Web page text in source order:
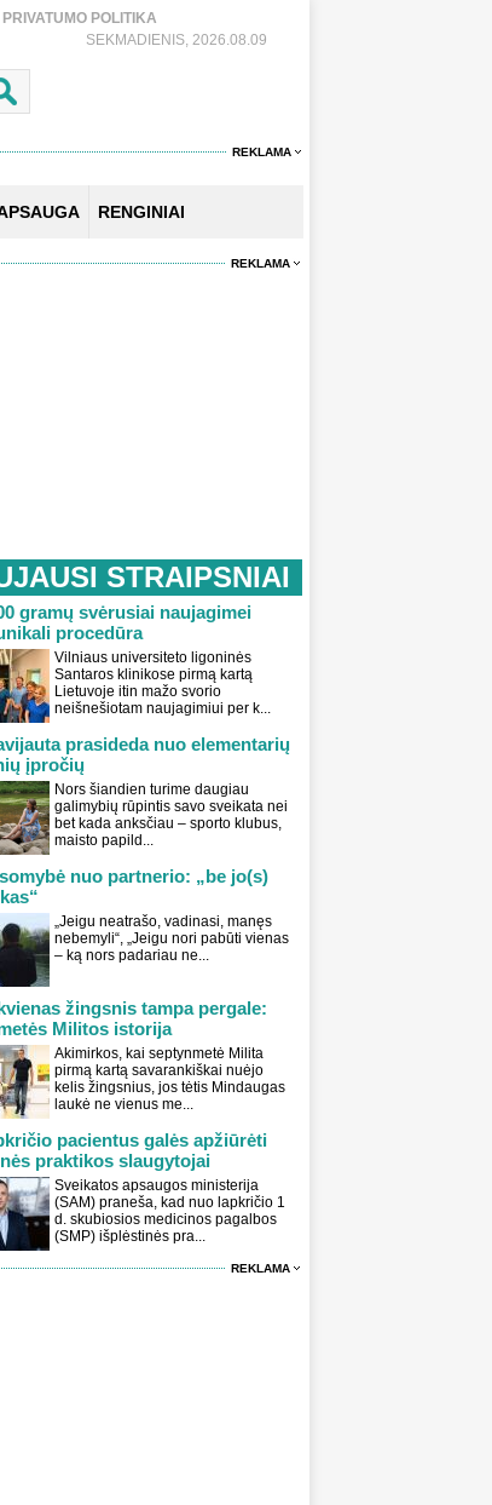
PRIVATUMO POLITIKA
SEKMADIENIS, 2026.08.09
REKLAMA
RENGINIAI
REKLAMA
STRAIPSNIAI
gramų svėrusiai naujagimei
procedūra
Vilniaus universiteto ligoninės
Santaros klinikose pirmą kartą
Lietuvoje itin mažo svorio
neišnešiotam naujagimiui per k...
prasideda nuo elementarių
įpročių
Nors šiandien turime daugiau
galimybių rūpintis savo sveikata nei
bet kada anksčiau – sporto klubus,
maisto papild...
nuo partnerio: „be jo(s)
„Jeigu neatrašo, vadinasi, manęs
nebemyli“, „Jeigu nori pabūti vienas
– ką nors padariau ne...
žingsnis tampa pergale:
Militos istorija
Akimirkos, kai septynmetė Milita
pirmą kartą savarankiškai nuėjo
kelis žingsnius, jos tėtis Mindaugas
laukė ne vienus me...
pacientus galės apžiūrėti
praktikos slaugytojai
Sveikatos apsaugos ministerija
(SAM) praneša, kad nuo lapkričio 1
d. skubiosios medicinos pagalbos
(SMP) išplėstinės pra...
REKLAMA